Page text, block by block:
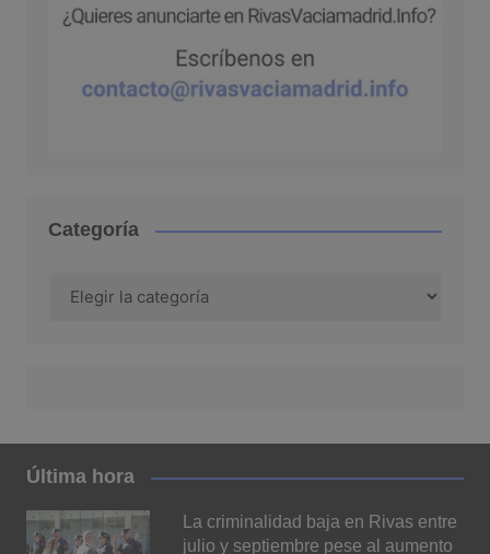
Categoría
Última hora
La criminalidad baja en Rivas entre
julio y septiembre pese al aumento